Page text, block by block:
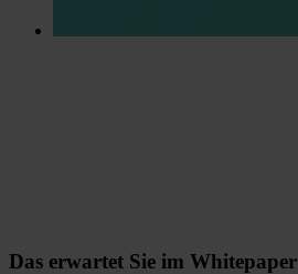
Das erwartet Sie im Whitepaper